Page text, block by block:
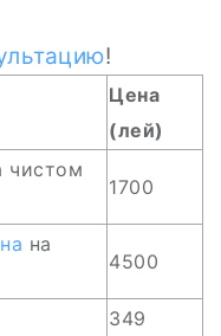
!
Цена
(лей)
чистом
1700
на
4500
349